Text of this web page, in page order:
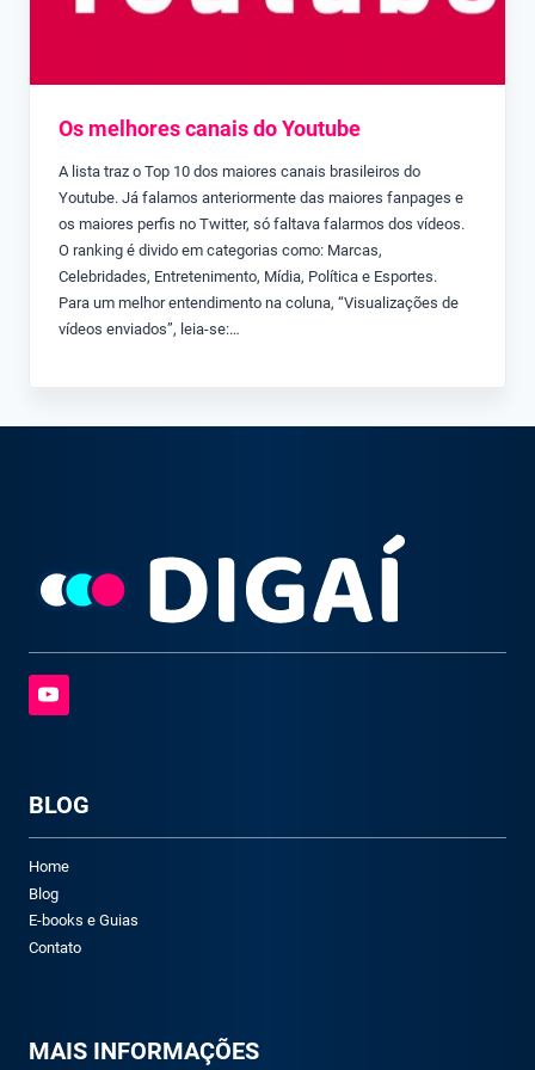
Os melhores canais do Youtube
A lista traz o Top 10 dos maiores canais brasileiros do
Youtube. Já falamos anteriormente das maiores fanpages e
os maiores perfis no Twitter, só faltava falarmos dos vídeos.
O ranking é divido em categorias como: Marcas,
Celebridades, Entretenimento, Mídia, Política e Esportes.
Para um melhor entendimento na coluna, “Visualizações de
vídeos enviados”, leia-se:…
BLOG
Home
Blog
E-books e Guias
Contato
MAIS INFORMAÇÕES